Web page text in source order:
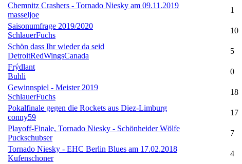
Chemnitz Crashers - Tornado Niesky am 09.11.2019
masseljoe
1
Saisonumfrage 2019/2020
SchlauerFuchs
10
Schön dass Ihr wieder da seid
DetroitRedWingsCanada
5
Frýdlant
Buhli
0
Gewinnspiel - Meister 2019
SchlauerFuchs
18
Pokalfinale gegen die Rockets aus Diez-Limburg
conny59
17
Playoff-Finale, Tornado Niesky - Schönheider Wölfe
Puckschubser
7
Tornado Niesky - EHC Berlin Blues am 17.02.2018
Kufenschoner
4